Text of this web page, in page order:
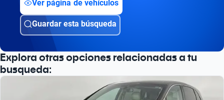
Ver página de vehículos
Guardar esta búsqueda
Explora otras opciones relacionadas a tu
busqueda: